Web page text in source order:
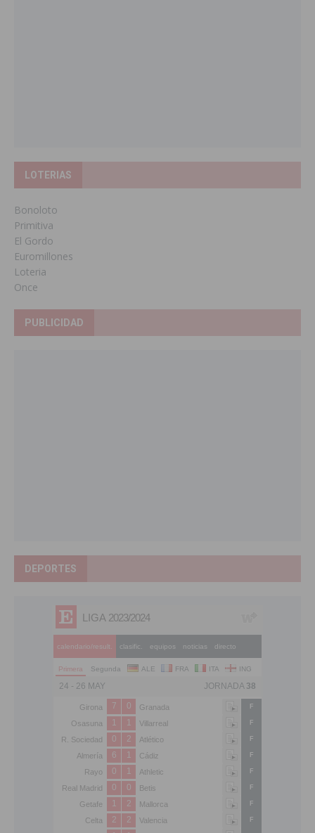
LOTERIAS
Bonoloto
Primitiva
El Gordo
Euromillones
Loteria
Once
PUBLICIDAD
DEPORTES